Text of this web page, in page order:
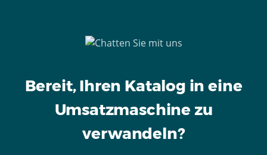
Bereit, Ihren Katalog in eine
Umsatzmaschine zu
verwandeln?